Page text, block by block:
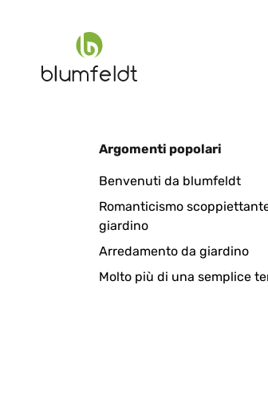
to use very happy with my purchase thank
Argomenti popolari
Benvenuti da blumfeldt
Romanticismo
giardino
Arredamento da giardino
Molto più di una semplice